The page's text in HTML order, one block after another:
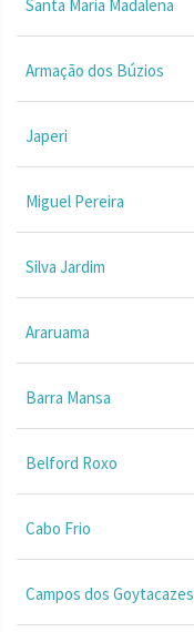
Santa Maria Madalena
Armação dos Búzios
Japeri
Miguel Pereira
Silva Jardim
Araruama
Barra Mansa
Belford Roxo
Cabo Frio
Campos dos Goytacazes